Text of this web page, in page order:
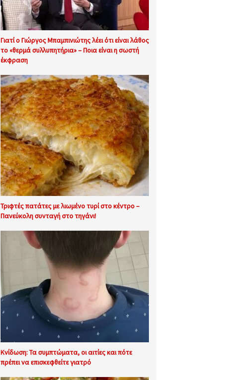
Γιατί ο Γιώργος Μπαμπινιώτης λέει ότι είναι λάθος
το «θερμά συλλυπητήρια» – Ποια είναι η σωστή
έκφραση
Τριφτές πατάτες με λιωμένο τυρί στο κέντρο –
Πανεύκολη συνταγή στο τηγάνι!
Κνίδωση: Τα συμπτώματα, οι αιτίες και πότε
πρέπει να επισκεφθείτε γιατρό